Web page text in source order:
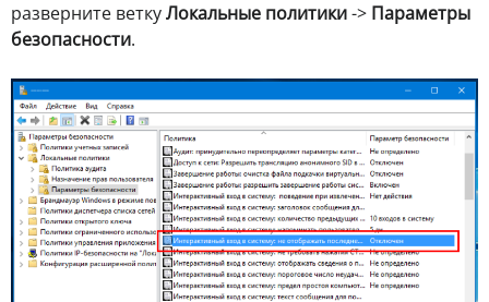
разверните веткуЛокальные политики-> Параметры
безопасности.